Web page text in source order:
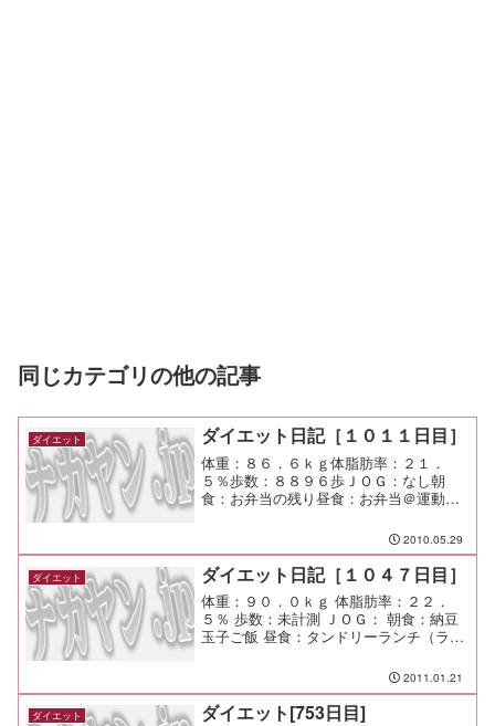
同じカテゴリの他の記事
ダイエット ダイエット日記［１０１１日目］
体重：８６．６ｋｇ体脂肪率：２１．
５％歩数：８８９６歩ＪＯＧ：なし朝
食：お弁当の残り昼食：お弁当＠運動会
はすごい熱気で盛り上がった！ 天気も
なんとか持ってくれて良かったなー
2010.05.29
ダイエット ダイエット日記［１０４７日目］
体重：９０．０ｋｇ 体脂肪率：２２．
５％ 歩数：未計測 ＪＯＧ： 朝食：納豆
玉子ご飯 昼食：タンドリーランチ（ラジ
チャーハン、中華風コーンスープ 間食：
メモ：子供の急な発熱で出先からまっす
ぐ帰宅。
2011.01.21
ダイエット ダイエット[753日目]